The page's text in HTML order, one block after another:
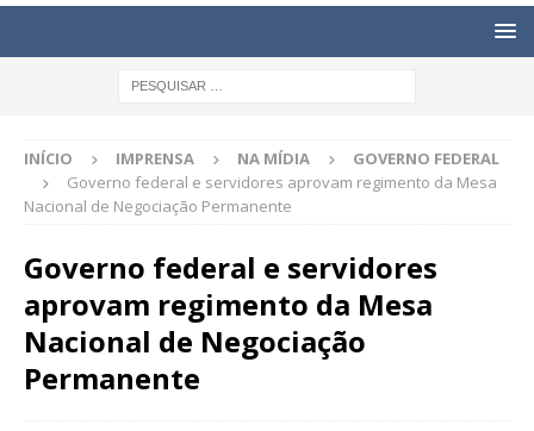
INÍCIO IMPRENSA NA MÍDIA
GOVERNO FEDERAL
Governo federal e servidores aprovam regimento da Mesa
Nacional de Negociação Permanente
Governo federal e servidores
aprovam regimento da Mesa
Nacional de Negociação
Permanente